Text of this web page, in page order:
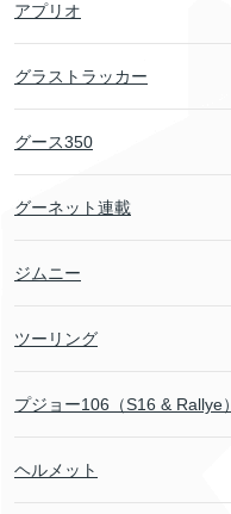
アプリオ
グラストラッカー
グース350
グーネット連載
ジムニー
ツーリング
プジョー106（S16 & Rallye）
ヘルメット